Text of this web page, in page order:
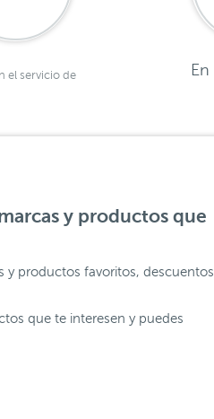
el servicio de
En
y productos que
y productos favoritos, descuentos
que te interesen y puedes